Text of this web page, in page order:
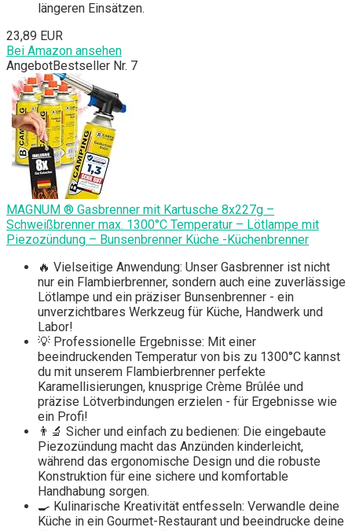
längeren Einsätzen.
23,89 EUR
Bei Amazon ansehen
AngebotBestseller Nr. 7
MAGNUM ® Gasbrenner mit Kartusche 8x227g –
Schweißbrenner max. 1300°C Temperatur – Lötlampe mit
Piezozündung – Bunsenbrenner Küche -Küchenbrenner
🔥 Vielseitige Anwendung: Unser Gasbrenner ist nicht
nur ein Flambierbrenner, sondern auch eine zuverlässige
Lötlampe und ein präziser Bunsenbrenner - ein
unverzichtbares Werkzeug für Küche, Handwerk und
Labor!
💡 Professionelle Ergebnisse: Mit einer
beeindruckenden Temperatur von bis zu 1300°C kannst
du mit unserem Flambierbrenner perfekte
Karamellisierungen, knusprige Crème Brûlée und
präzise Lötverbindungen erzielen - für Ergebnisse wie
ein Profi!
👨‍🔬 Sicher und einfach zu bedienen: Die eingebaute
Piezozündung macht das Anzünden kinderleicht,
während das ergonomische Design und die robuste
Konstruktion für eine sichere und komfortable
Handhabung sorgen.
🍳 Kulinarische Kreativität entfesseln: Verwandle deine
Küche in ein Gourmet-Restaurant und beeindrucke deine